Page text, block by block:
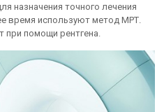
назначения точного лечения
время используют метод МРТ.
при помощи рентгена.